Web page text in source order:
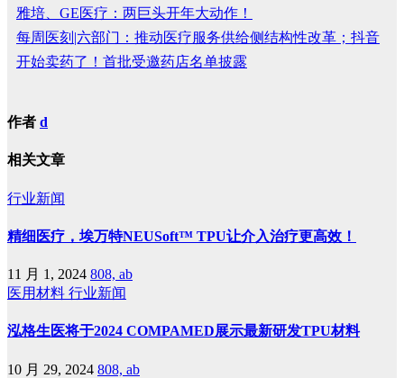
雅培、GE医疗：两巨头开年大动作！
每周医刻|六部门：推动医疗服务供给侧结构性改革；抖音
开始卖药了！首批受邀药店名单披露
作者 d
相关文章
行业新闻
精细医疗，埃万特NEUSoft™ TPU让介入治疗更高效！
11 月 1, 2024 808, ab
医用材料 行业新闻
泓格生医将于2024 COMPAMED展示最新研发TPU材料
10 月 29, 2024 808, ab